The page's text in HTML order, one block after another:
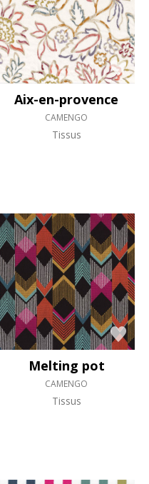
Aix-en-provence
CAMENGO
Tissus
Melting pot
CAMENGO
Tissus